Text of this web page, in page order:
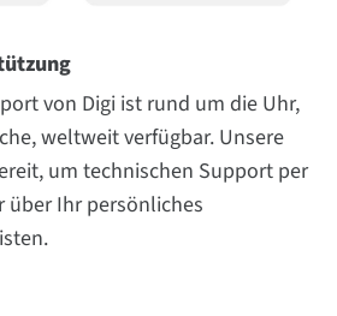
von Digi ist rund um die Uhr,
weltweit verfügbar. Unsere
um technischen Support per
über Ihr persönliches